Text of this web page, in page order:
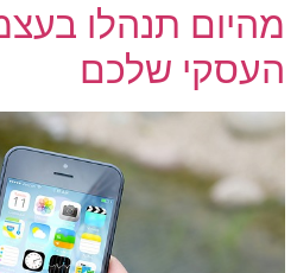
מהיום תנהלו
העסקי שלכם